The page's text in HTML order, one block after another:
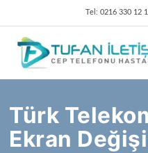
Tel: 0216 330 12
Türk
Ekran